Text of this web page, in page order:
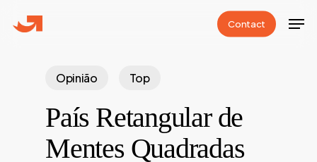
Contact
Opinião Top
País Retangular de
Mentes Quadradas